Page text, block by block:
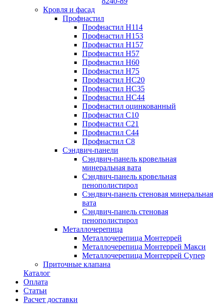
Кровля и фасад
Профнастил
Профнастил Н114
Профнастил Н153
Профнастил Н157
Профнастил Н57
Профнастил Н60
Профнастил Н75
Профнастил НС20
Профнастил НС35
Профнастил НС44
Профнастил оцинкованный
Профнастил С10
Профнастил С21
Профнастил С44
Профнастил С8
Сэндвич-панели
Сэндвич-панель кровельная
минеральная вата
Сэндвич-панель кровельная
пенополистирол
Сэндвич-панель стеновая минеральная
вата
Сэндвич-панель стеновая
пенополистирол
Металлочерепица
Металлочерепица Монтеррей
Металлочерепица Монтеррей Макси
Металлочерепица Монтеррей Супер
Приточные клапана
Каталог
Оплата
Статьи
Расчет доставки